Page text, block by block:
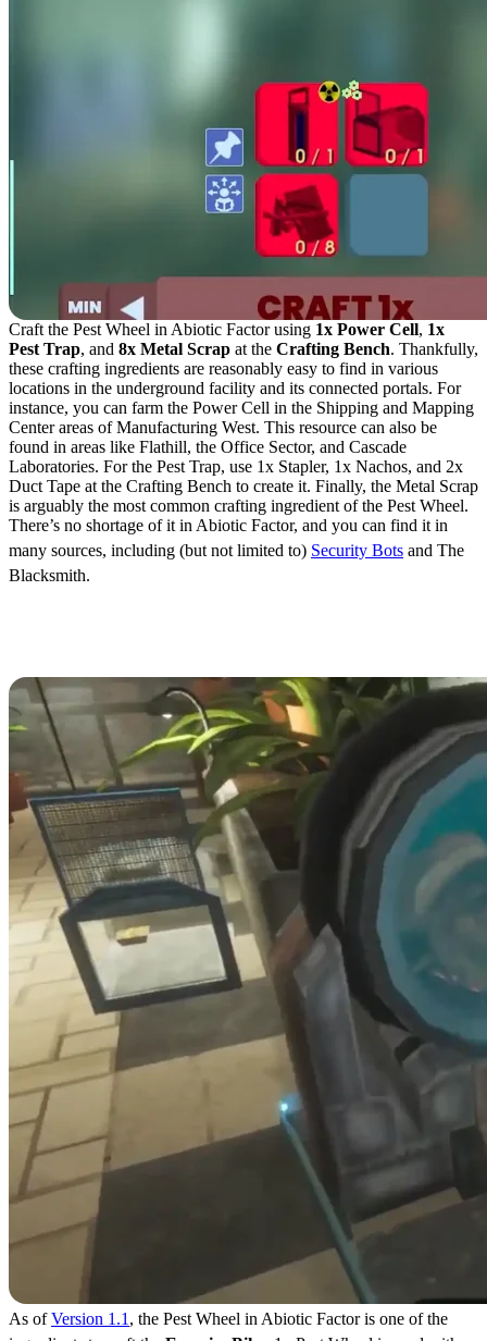
Craft the Pest Wheel in Abiotic Factor using 1x Power Cell, 1x
Pest Trap, and 8x Metal Scrap at the Crafting Bench. Thankfully,
these crafting ingredients are reasonably easy to find in various
locations in the underground facility and its connected portals. For
instance, you can farm the Power Cell in the Shipping and Mapping
Center areas of Manufacturing West. This resource can also be
found in areas like Flathill, the Office Sector, and Cascade
Laboratories. For the Pest Trap, use 1x Stapler, 1x Nachos, and 2x
Duct Tape at the Crafting Bench to create it. Finally, the Metal Scrap
is arguably the most common crafting ingredient of the Pest Wheel.
There’s no shortage of it in Abiotic Factor, and you can find it in
many sources, including (but not limited to) Security Bots and The
Blacksmith.
As ofVersion 1.1 , the Pest Wheel in Abiotic Factor is one of the